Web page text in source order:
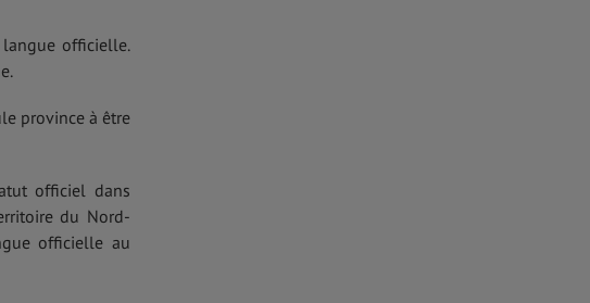
langue officielle.
province à être
officiel dans
du Nord-
officielle au